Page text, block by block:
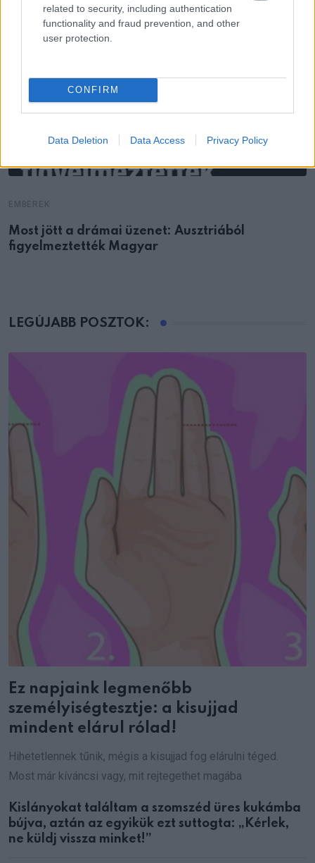
related to security, including authentication
functionality and fraud prevention, and other
user protection.
CONFIRM
Data Deletion Data Access Privacy Policy
Most jött a drámai üzenet: Ausztriából
figyelmeztették Magyar
LEGÚJABB POSZTOK:
Ez napjaink legmenőbb
személyiségtesztje: a kisujjad
mindent elárul rólad!
Hihetetlennek tűnik, mégis a kisujjad fog elárulni téged.
Most már kíváncsi vagy, mit rejtegethet magába
Kislányokat találtam a szomszéd üres kukámba
bújva, aztán az egyikük ezt suttogta: „Kérlek,
ne küldj vissza minket!”